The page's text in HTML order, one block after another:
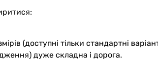
(доступні тільки стандартні
дуже складна і дорога.